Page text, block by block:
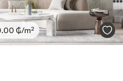
.00 ₲/m²